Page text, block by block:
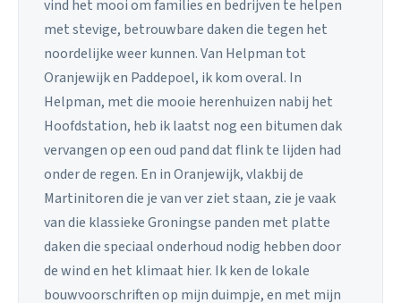
vind het mooi om families en bedrijven te helpen
met stevige, betrouwbare daken die tegen het
noordelijke weer kunnen. Van Helpman tot
Oranjewijk en Paddepoel, ik kom overal. In
Helpman, met die mooie herenhuizen nabij het
Hoofdstation, heb ik laatst nog een bitumen dak
vervangen op een oud pand dat flink te lijden had
onder de regen. En in Oranjewijk, vlakbij de
Martinitoren die je van ver ziet staan, zie je vaak
van die klassieke Groningse panden met platte
daken die speciaal onderhoud nodig hebben door
de wind en het klimaat hier. Ik ken de lokale
bouwvoorschriften op mijn duimpje, en met mijn